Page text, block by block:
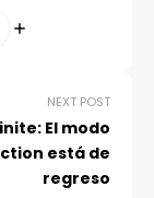
NEXT POST
El modo
está de
regreso